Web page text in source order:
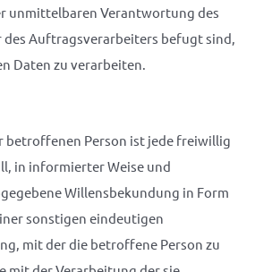
unmittelbaren Verantwortung des
Auftragsverarbeiters befugt sind,
Daten zu verarbeiten.
betroffenen Person ist jede freiwillig
in informierter Weise und
Willensbekundung in Form
sonstigen eindeutigen
mit der die betroffene Person zu